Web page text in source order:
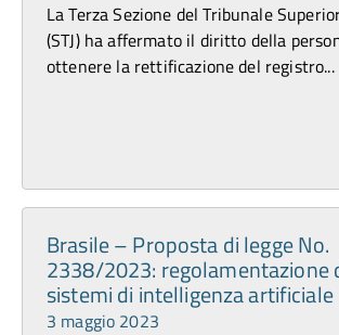
La Terza Sezione del Tribunale
(STJ) ha affermato il diritto della
ottenere la rettificazione del registro...
Brasile – Proposta di legge No.
2338/2023: regolamentazione
sistemi di intelligenza artificiale
3 maggio 2023